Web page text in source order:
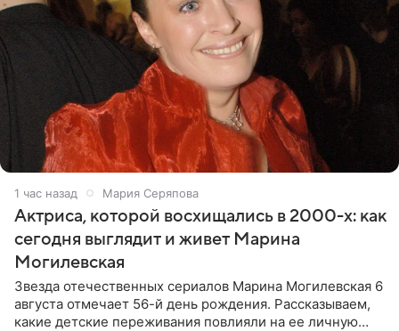
1 час назад Мария Серяпова
Актриса, которой восхищались в 2000-х: как
сегодня выглядит и живет Марина
Могилевская
Звезда отечественных сериалов Марина Могилевская 6
августа отмечает 56-й день рождения. Рассказываем,
какие детские переживания повлияли на ее личную